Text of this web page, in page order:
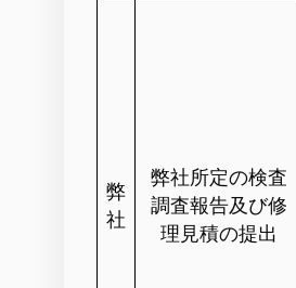
弊
社
弊社所定の検査
調査報告及び修
理見積の提出